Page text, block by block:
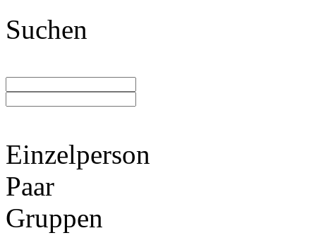
Suchen
Einzelperson
Paar
Gruppen